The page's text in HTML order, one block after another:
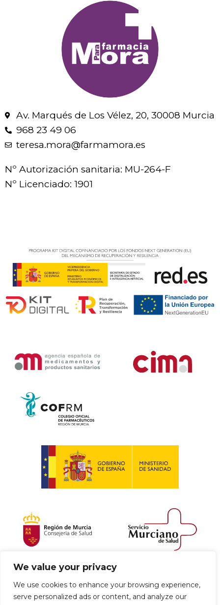
We value your privacy
We use cookies to enhance your browsing experience,
serve personalized ads or content, and analyze our
Av. Marqués de Los Vélez, 20, 30008 Murcia
968 23 49 06
teresa.mora@farmamora.es
Nº Autorización sanitaria: MU-264-F
Nº Licenciado: 1901
Política de envío y devoluciones